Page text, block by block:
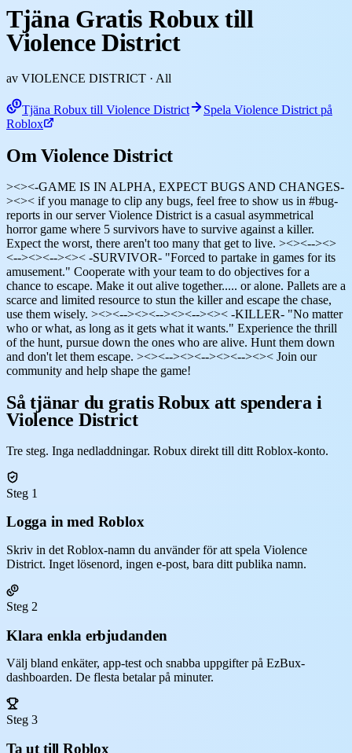
Tjäna Gratis Robux till
Violence District
av VIOLENCE DISTRICT · All
Tjäna Robux till Violence District
Spela Violence District på
Roblox
Om Violence District
><><-GAME IS IN ALPHA, EXPECT BUGS AND CHANGES-
><>< if you manage to clip any bugs, feel free to show us in #bug-
reports in our server Violence District is a casual asymmetrical
horror game where 5 survivors have to survive against a killer.
Expect the worst, there aren't too many that get to live. ><><--><>
<--><><--><>< -SURVIVOR- "Forced to partake in games for its
amusement." Cooperate with your team to do objectives for a
chance to escape. Make it out alive together..... or alone. Pallets are a
scarce and limited resource to stun the killer and escape the chase,
use them wisely. ><><--><><--><><--><>< -KILLER- "No matter
who or what, as long as it gets what it wants." Experience the thrill
of the hunt, pursue down the ones who are alive. Hunt them down
and don't let them escape. ><><--><><--><><--><>< Join our
community and help shape the game!
Så tjänar du gratis Robux att spendera i
Violence District
Tre steg. Inga nedladdningar. Robux direkt till ditt Roblox-konto.
Steg 1
Logga in med Roblox
Skriv in det Roblox-namn du använder för att spela Violence
District. Inget lösenord, ingen e-post, bara ditt publika namn.
Steg 2
Klara enkla erbjudanden
Välj bland enkäter, app-test och snabba uppgifter på EzBux-
dashboarden. De flesta betalar på minuter.
Steg 3
Ta ut till Roblox